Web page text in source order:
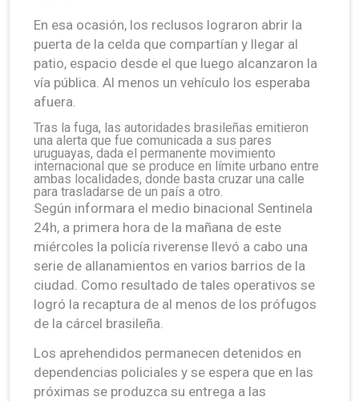
En esa ocasión, los reclusos lograron abrir la
puerta de la celda que compartían y llegar al
patio, espacio desde el que luego alcanzaron la
vía pública. Al menos un vehículo los esperaba
afuera.
Tras la fuga, las autoridades brasileñas emitieron
una alerta que fue comunicada a sus pares
uruguayas, dada el permanente movimiento
internacional que se produce en límite urbano entre
ambas localidades, donde basta cruzar una calle
para trasladarse de un país a otro.
Según informara el medio binacional Sentinela
24h, a primera hora de la mañana de este
miércoles la policía riverense llevó a cabo una
serie de allanamientos en varios barrios de la
ciudad. Como resultado de tales operativos se
logró la recaptura de al menos de los prófugos
de la cárcel brasileña.
Los aprehendidos permanecen detenidos en
dependencias policiales y se espera que en las
próximas se produzca su entrega a las